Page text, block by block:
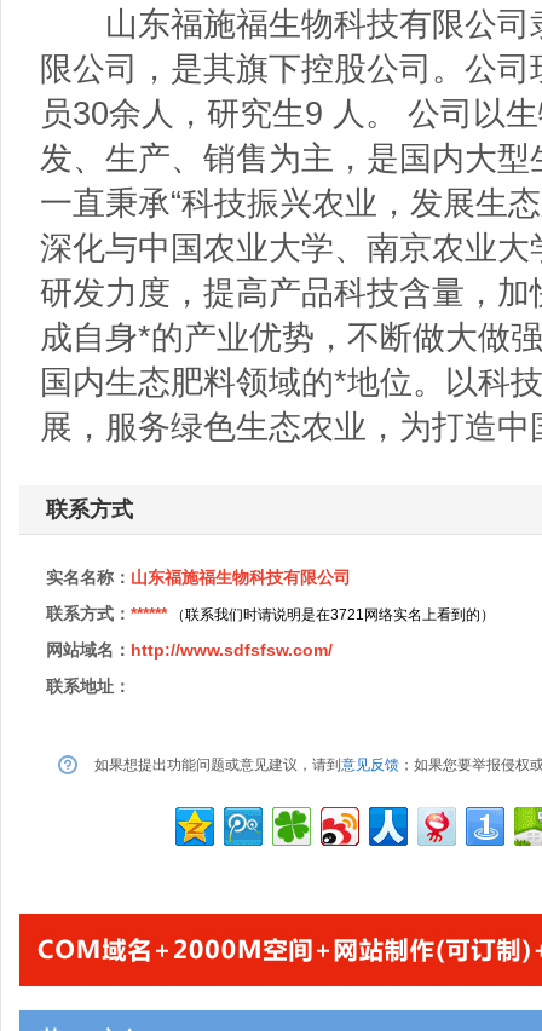
山东福施福生物科技有限公司
限公司，是其旗下控股公司。公
员30余人，研究生9 人。 公司以
发、生产、销售为主，是国内大
一直秉承“科技振兴农业，发展生
深化与中国农业大学、南京农业
研发力度，提高产品科技含量，
成自身*的产业优势，不断做大做
国内生态肥料领域的*地位。以科
展，服务绿色生态农业，为打造
联系方式
实名名称： 山东福施福生物科技有限公司
联系方式： ******（联系我们时请说明是在3721网络实名上看到的）
网站域名： http://www.sdfsfsw.com/
联系地址：
如果想提出功能问题或意见建议，请到 意见反馈 ；如果您要举报侵权